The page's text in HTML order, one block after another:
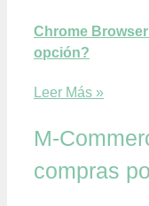
Chrome
opción?
Leer Más »
M-
compras